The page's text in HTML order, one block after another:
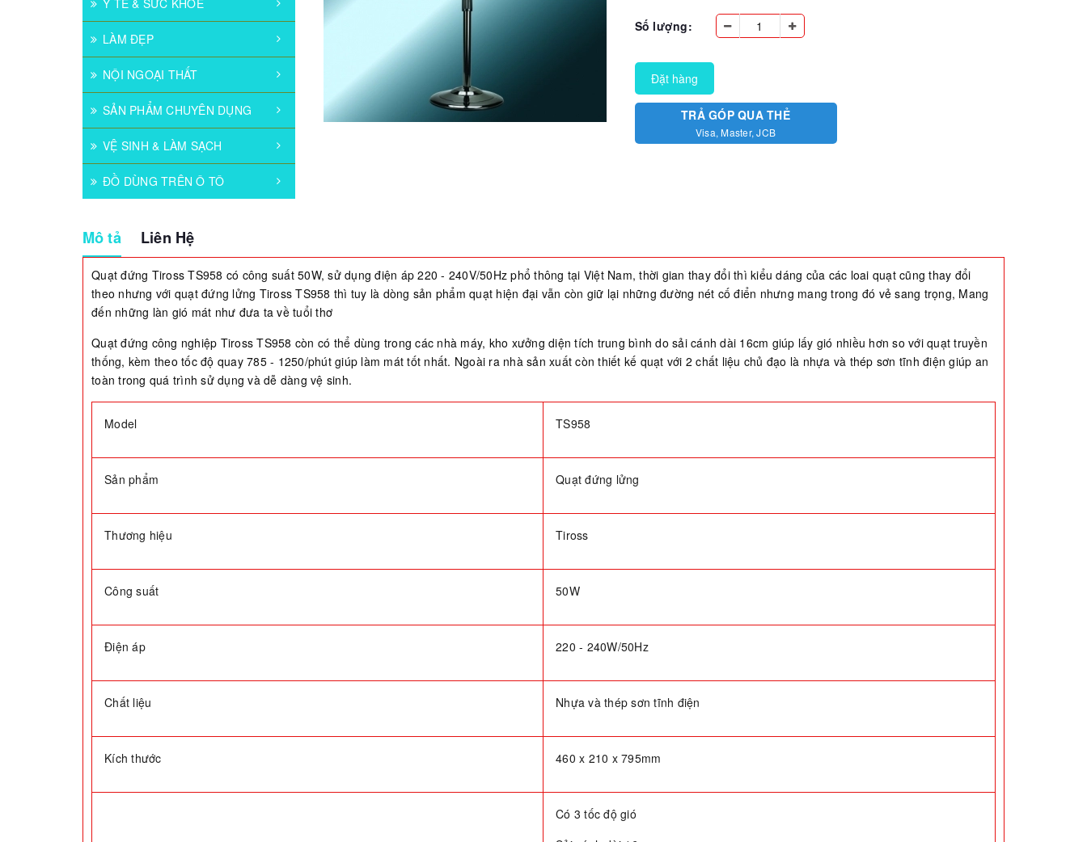
Y TẾ & SỨC KHỎE
LÀM ĐẸP
NỘI NGOẠI THẤT
SẢN PHẨM CHUYÊN DỤNG
VỆ SINH & LÀM SẠCH
ĐỒ DÙNG TRÊN Ô TÔ
Số lượng:
Đặt hàng
TRẢ GÓP QUA THẺ
Visa, Master, JCB
Mô tả Liên Hệ
Quạt đứng Tiross TS958 có công suất 50W, sử dụng điện áp 220 - 240V/50Hz phổ thông tại Việt Nam, thời gian thay đổi thì kiểu dáng của các loai quạt cũng thay đổi
theo nhưng với quạt đứng lửng Tiross TS958 thì tuy là dòng sản phẩm quạt hiện đại vẫn còn giữ lại những đường nét cố điển nhưng mang trong đó vẻ sang trọng, Mang
đến những làn gió mát như đưa ta về tuổi thơ
Quạt đứng công nghiệp Tiross TS958 còn có thể dùng trong các nhà máy, kho xưởng diện tích trung bình do sải cánh dài 16cm giúp lấy gió nhiều hơn so với quạt truyền
thống, kèm theo tốc độ quay 785 - 1250/phút giúp làm mát tốt nhất. Ngoài ra nhà sản xuất còn thiết kế quạt với 2 chất liệu chủ đạo là nhựa và thép sơn tĩnh điện giúp an
toàn trong quá trình sử dụng và dễ dàng vệ sinh.
Model TS958
Sản phẩm Quạt đứng lửng
Thương hiệu Tiross
Công suất 50W
Điện áp 220 - 240W/50Hz
Chất liệu Nhựa và thép sơn tĩnh điện
Kích thước 460 x 210 x 795mm
Có 3 tốc độ gió